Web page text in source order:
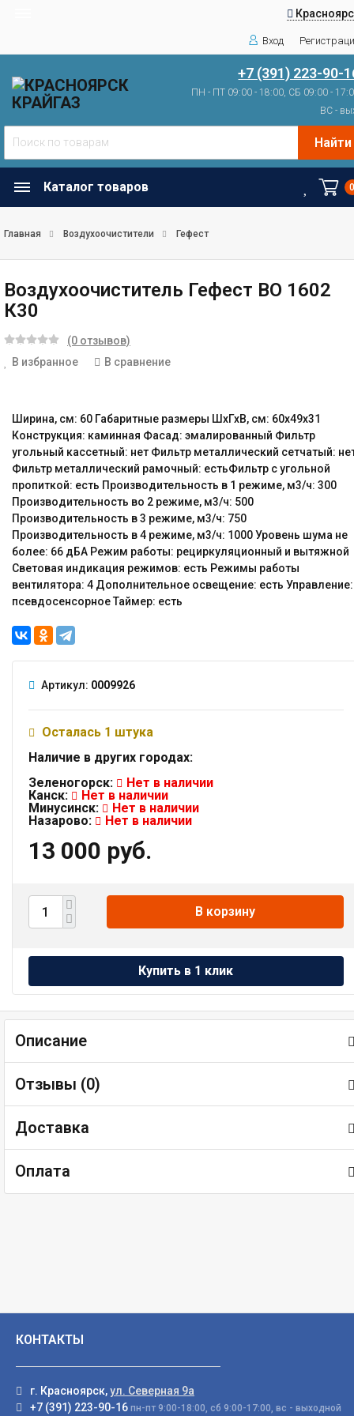
Вход
+7 (391) 223-90-
ПН - ПТ 09:00 - 18:00, СБ 09:00 -
ВС -
Найти
Каталог товаров
Главная Воздухоочистители Гефест
Воздухоочиститель Гефест ВО 1602
К30
(0 отзывов)
В избранное
В сравнение
Ширина, см: 60 Габаритные размеры ШхГхВ, см: 60x49x31
Конструкция: каминная Фасад: эмалированный Фильтр
угольный кассетный: нет Фильтр металлический сетчатый:
Фильтр металлический рамочный: естьФильтр с угольной
пропиткой: есть Производительность в 1 режиме, м3/ч: 300
Производительность во 2 режиме, м3/ч: 500
Производительность в 3 режиме, м3/ч: 750
Производительность в 4 режиме, м3/ч: 1000 Уровень шума не
более: 66 дБА Режим работы: рециркуляционный и вытяжной
Световая индикация режимов: есть Режимы работы
вентилятора: 4 Дополнительное освещение: есть Управление:
псевдосенсорное Таймер: есть
Артикул: 0009926
Осталась 1 штука
Наличие в других городах:
Зеленогорск:
Нет в наличии
Канск:
Нет в наличии
Минусинск:
Нет в наличии
Назарово:
Нет в наличии
13 000 руб.
В корзину
Описание
Отзывы (0)
Доставка
Оплата
КОНТАКТЫ
г. Красноярск,ул. Северная 9а
+7 (391) 223-90-16 пн-пт 9:00-18:00, сб 9:00-17:00, вс - выходной